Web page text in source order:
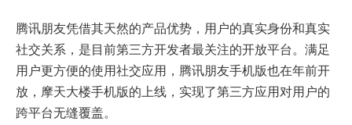
腾讯朋友凭借其天然的产品优势，用户的真实身份和真实
社交关系，是目前第三方开发者最关注的开放平台。满足
用户更方便的使用社交应用，腾讯朋友手机版也在年前开
放，摩天大楼手机版的上线，实现了第三方应用对用户的
跨平台无缝覆盖。